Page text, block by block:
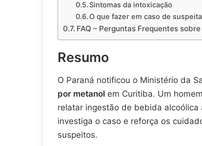
Sintomas da intoxicação
O que fazer em caso de suspeita
FAQ – Perguntas Frequentes
Resumo
O Paraná notificou o Ministério da
por metanol em Curitiba. Um
relatar ingestão de bebida
investiga o caso e reforça os
suspeitos.